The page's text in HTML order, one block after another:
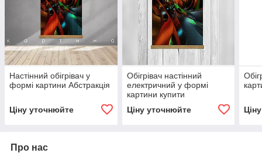
Настінний обігрівач у
формі картини Абстракція
Ціну уточнюйте
Обігрівач настінний
електричний у формі
картини купити
Ціну уточнюйте
Про нас